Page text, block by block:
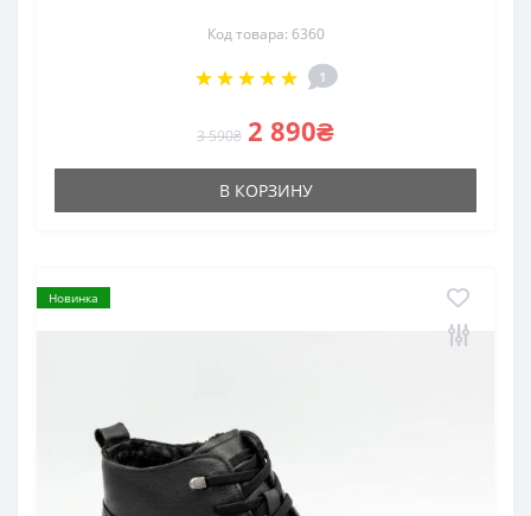
Код товара: 6360
1
3 590₴ 2 890₴
В КОРЗИНУ
Новинка